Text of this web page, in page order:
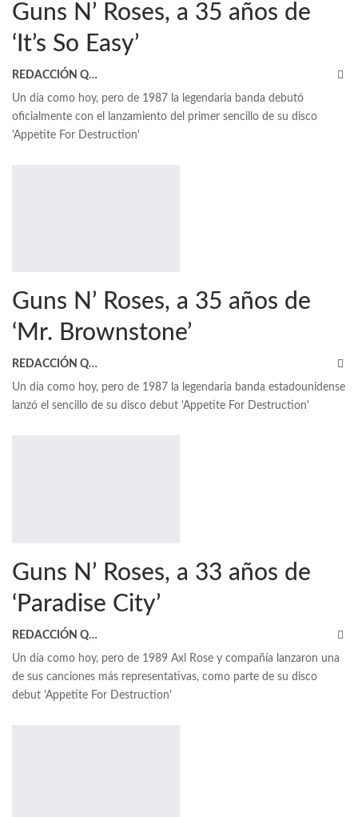
Guns N’ Roses, a 35 años de
‘It’s So Easy’
REDACCIÓN QRP
Un día como hoy, pero de 1987 la legendaria banda debutó
oficialmente con el lanzamiento del primer sencillo de su disco
'Appetite For Destruction'
Guns N’ Roses, a 35 años de
‘Mr. Brownstone’
REDACCIÓN QRP
Un día como hoy, pero de 1987 la legendaria banda estadounidense
lanzó el sencillo de su disco debut 'Appetite For Destruction'
Guns N’ Roses, a 33 años de
‘Paradise City’
REDACCIÓN QRP
Un día como hoy, pero de 1989 Axl Rose y compañía lanzaron una
de sus canciones más representativas, como parte de su disco
debut 'Appetite For Destruction'